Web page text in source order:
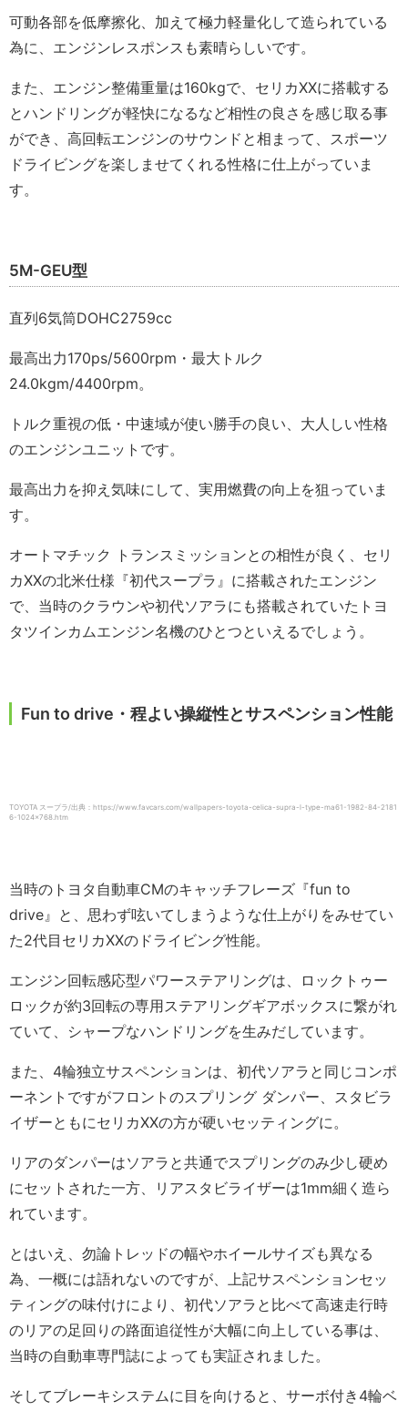
可動各部を低摩擦化、加えて極力軽量化して造られている
為に、エンジンレスポンスも素晴らしいです。
また、エンジン整備重量は160kgで、セリカXXに搭載する
とハンドリングが軽快になるなど相性の良さを感じ取る事
ができ、高回転エンジンのサウンドと相まって、スポーツ
ドライビングを楽しませてくれる性格に仕上がっていま
す。
5M-GEU型
直列6気筒DOHC2759cc
最高出力170ps/5600rpm・最大トルク
24.0kgm/4400rpm。
トルク重視の低・中速域が使い勝手の良い、大人しい性格
のエンジンユニットです。
最高出力を抑え気味にして、実用燃費の向上を狙っていま
す。
オートマチック トランスミッションとの相性が良く、セリ
カXXの北米仕様『初代スープラ』に搭載されたエンジン
で、当時のクラウンや初代ソアラにも搭載されていたトヨ
タツインカムエンジン名機のひとつといえるでしょう。
Fun to drive・程よい操縦性とサスペンション性能
TOYOTA スープラ/出典：https://www.favcars.com/wallpapers-toyota-celica-supra-l-type-ma61-1982-84-2181
6-1024×768.htm
当時のトヨタ自動車CMのキャッチフレーズ『fun to
drive』と、思わず呟いてしまうような仕上がりをみせてい
た2代目セリカXXのドライビング性能。
エンジン回転感応型パワーステアリングは、ロックトゥー
ロックが約3回転の専用ステアリングギアボックスに繋がれ
ていて、シャープなハンドリングを生みだしています。
また、4輪独立サスペンションは、初代ソアラと同じコンポ
ーネントですがフロントのスプリング ダンパー、スタビラ
イザーともにセリカXXの方が硬いセッティングに。
リアのダンパーはソアラと共通でスプリングのみ少し硬め
にセットされた一方、リアスタビライザーは1mm細く造ら
れています。
とはいえ、勿論トレッドの幅やホイールサイズも異なる
為、一概には語れないのですが、上記サスペンションセッ
ティングの味付けにより、初代ソアラと比べて高速走行時
のリアの足回りの路面追従性が大幅に向上している事は、
当時の自動車専門誌によっても実証されました。
そしてブレーキシステムに目を向けると、サーボ付き4輪ベ